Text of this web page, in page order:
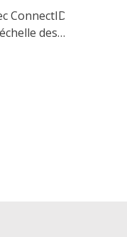
ConnectID
des